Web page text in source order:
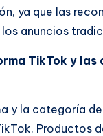
ya que las
anuncios
TikTok y
y la categoría